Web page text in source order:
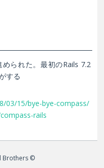
られた。最初のRails 7.2
する
03/15/bye-bye-compass/
rails
Brothers ©